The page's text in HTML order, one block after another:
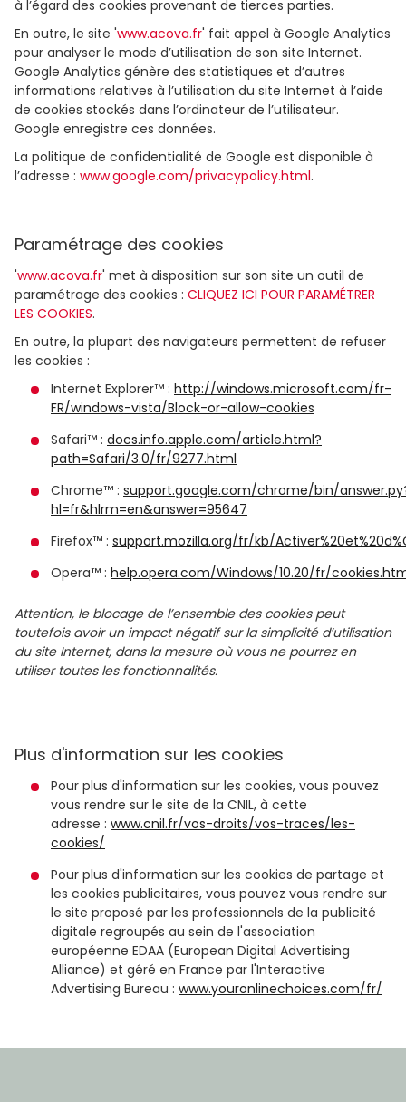
à l’égard des cookies provenant de tierces parties.
En outre, le site 'www.acova.fr' fait appel à Google Analytics
pour analyser le mode d’utilisation de son site Internet.
Google Analytics génère des statistiques et d’autres
informations relatives à l’utilisation du site Internet à l’aide
de cookies stockés dans l’ordinateur de l’utilisateur.
Google enregistre ces données.
La politique de confidentialité de Google est disponible à
l’adresse : www.google.com/privacypolicy.html.
Paramétrage des cookies
'www.acova.fr' met à disposition sur son site un outil de
paramétrage des cookies : CLIQUEZ ICI POUR PARAMÉTRER
LES COOKIES.
En outre, la plupart des navigateurs permettent de refuser
les cookies :
Internet Explorer™ : http://windows.microsoft.com/fr-
FR/windows-vista/Block-or-allow-cookies
Safari™ : docs.info.apple.com/article.html?
path=Safari/3.0/fr/9277.html
Chrome™ : support.google.com/chrome/bin/
hl=fr&hlrm=en&answer=95647
Firefox™ : support.mozilla.org/fr/kb/
Opera™ : help.opera.com/Windows/10.20/fr/
Attention, le blocage de l’ensemble des cookies peut
toutefois avoir un impact négatif sur la simplicité d’utilisation
du site Internet, dans la mesure où vous ne pourrez en
utiliser toutes les fonctionnalités.
Plus d'information sur les cookies
Pour plus d'information sur les cookies, vous pouvez
vous rendre sur le site de la CNIL, à cette
adresse : www.cnil.fr/vos-droits/vos-traces/les-
cookies/
Pour plus d'information sur les cookies de partage et
les cookies publicitaires, vous pouvez vous rendre sur
le site proposé par les professionnels de la publicité
digitale regroupés au sein de l'association
européenne EDAA (European Digital Advertising
Alliance) et géré en France par l'Interactive
Advertising Bureau : www.youronlinechoices.com/fr/